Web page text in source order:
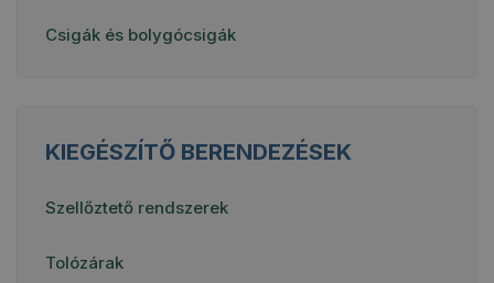
Csigák és bolygócsigák
KIEGÉSZÍTŐ BERENDEZÉSEK
Szellőztető rendszerek
Tolózárak